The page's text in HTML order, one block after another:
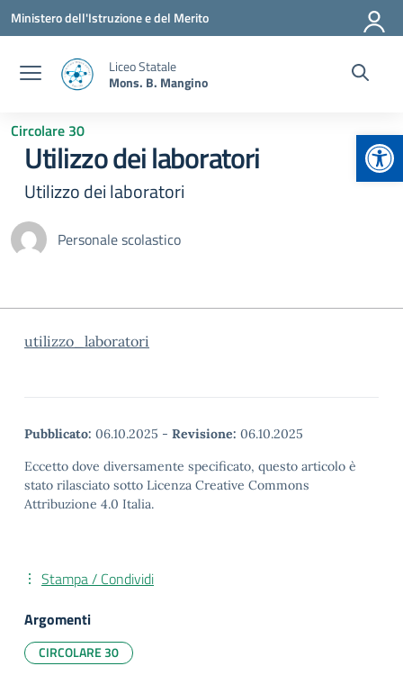
Vai ai contenuti
Vai al menu di navigazione
Vai al footer
Ministero dell'Istruzione e del Merito
Liceo Statale
Mons. B. Mangino
Circolare 30
Utilizzo dei laboratori
Utilizzo dei laboratori
Personale scolastico
utilizzo_laboratori
Pubblicato: 06.10.2025 - Revisione: 06.10.2025
Eccetto dove diversamente specificato, questo articolo è
stato rilasciato sotto Licenza Creative Commons
Attribuzione 4.0 Italia.
Stampa / Condividi
Argomenti
CIRCOLARE 30